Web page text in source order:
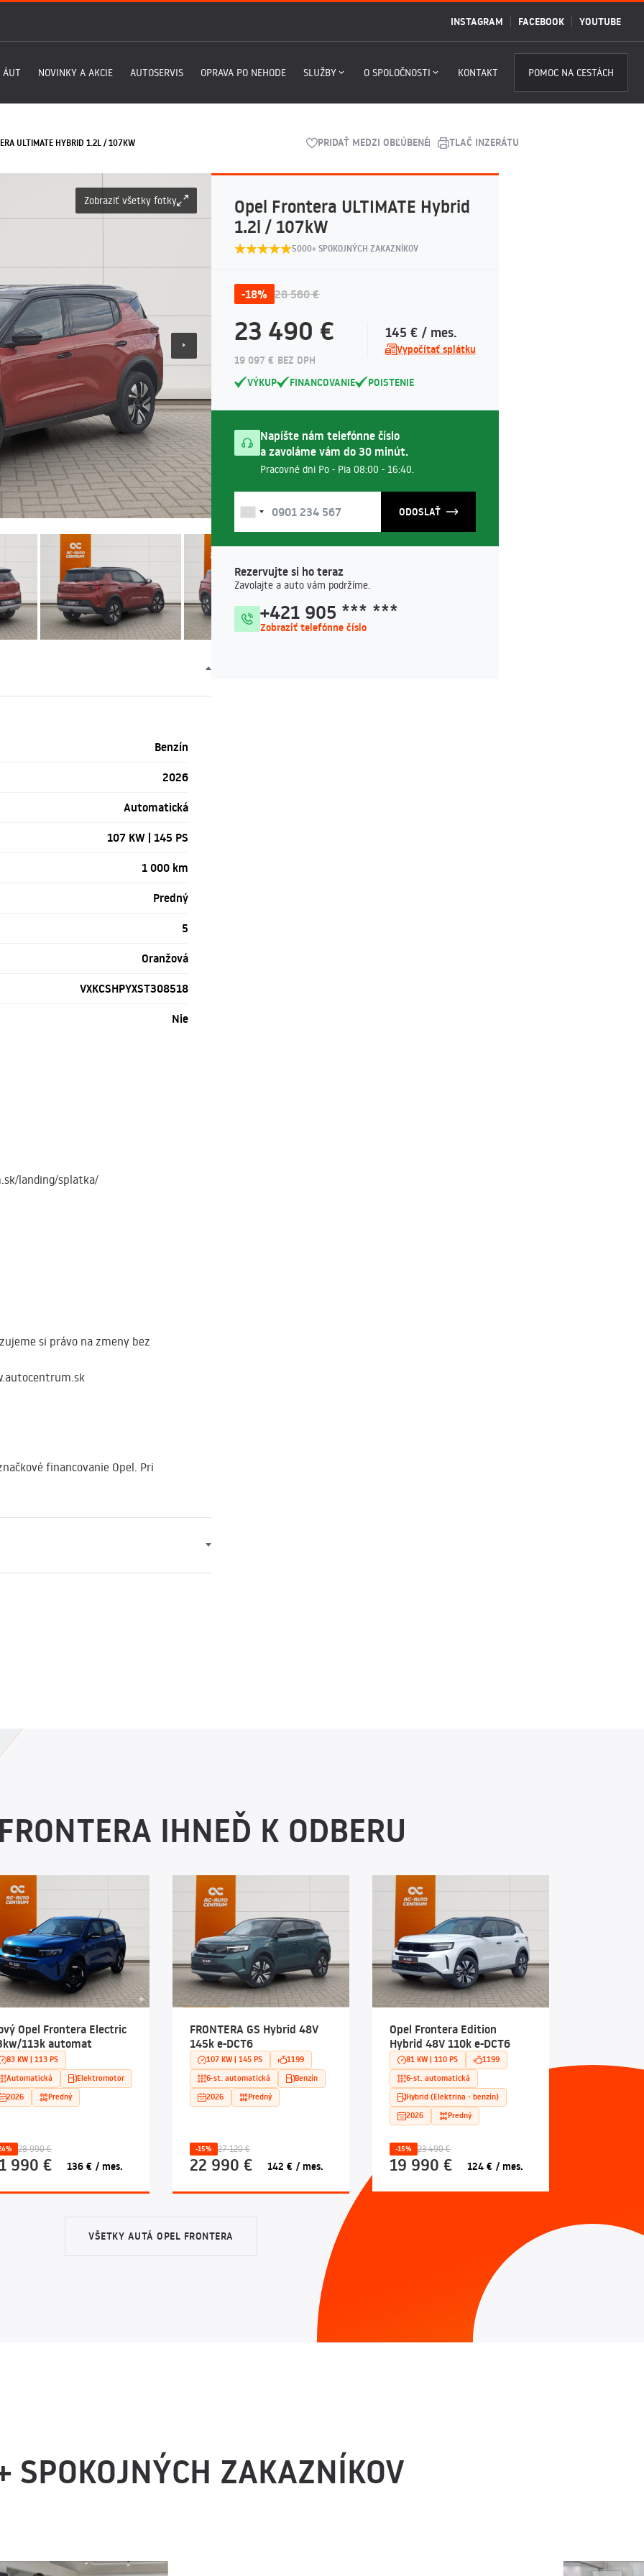
INSTAGRAM FACEBOOK YOUTUBE
ÁUT NOVINKY A AKCIE AUTOSERVIS OPRAVA PO NEHODE SLUŽBY O SPOLOČNOSTI KONTAKT POMOC NA CESTÁCH
ULTIMATE HYBRID 1.2L / 107KW PRIDAŤ MEDZI OBĽÚBENÉ TLAČ INZERÁTU
Zobraziť všetky fotky
Benzín
2026
Automatická
107 KW | 145 PS
1 000 km
Predný
5
Oranžová
VXKCSHPYXST308518
Nie
landing/splatka/
si právo na zmeny bez
financovanie Opel. Pri
Opel Frontera ULTIMATE Hybrid
1.2l / 107kW
5000+ SPOKOJNÝCH ZAKAZNÍKOV
-18% 28 560 €
23 490 €
19 097 € BEZ DPH
145 € / mes.
Vypočítať splátku
VÝKUP FINANCOVANIE POISTENIE
Napíšte nám telefónne číslo
a zavoláme vám do 30 minút.
Pracovné dni Po - Pia 08:00 - 16:40.
ODOSLAŤ
Rezervujte si ho teraz
Zavolajte a auto vám podržíme.
+421 905 *** ***
Zobraziť telefónne číslo
IHNEĎ K ODBERU
Opel Frontera Electric
113k automat
83 KW | 113 PS
Automatická
Elektromotor
2026
Predný
28 990 €
990 € 136 € / mes.
FRONTERA GS Hybrid 48V
145k e-DCT6
107 KW | 145 PS
1199
6-st. automatická
Benzín
2026
Predný
-15% 27 120 €
22 990 € 142 € / mes.
Opel Frontera Edition
Hybrid 48V 110k e-DCT6
81 KW | 110 PS
1199
6-st. automatická
Hybrid (Elektrina - benzín)
2026
Predný
-15% 23 490 €
19 990 € 124 € / mes.
VŠETKY AUTÁ OPEL FRONTERA
ZAKAZNÍKOV